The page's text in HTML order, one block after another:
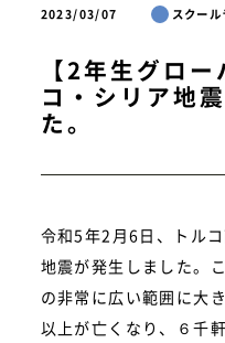
2023/03/07 スクー
【2年生グロ
コ・シリア地
た。
令和5年2月6日、トル
地震が発生しました。
の非常に広い範囲に大
以上が亡くなり、６千